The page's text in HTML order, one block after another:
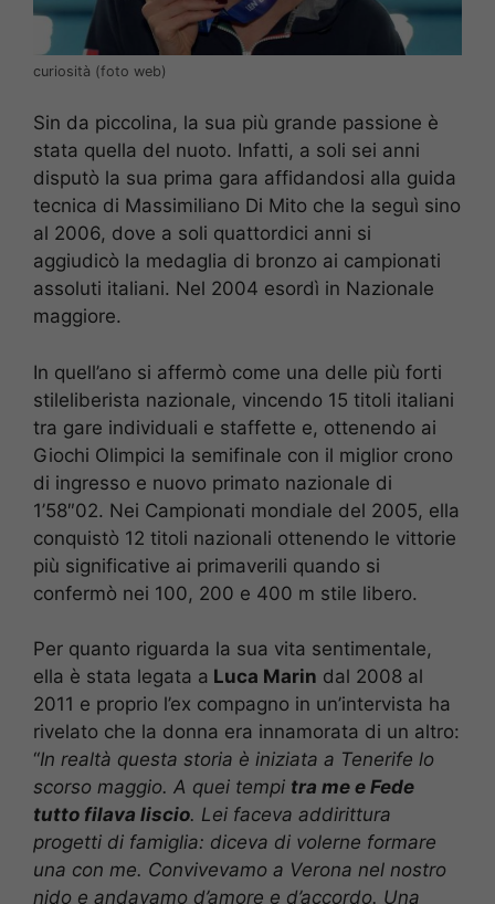
curiosità (foto web)
Sin da piccolina, la sua più grande passione è
stata quella del nuoto. Infatti, a soli sei anni
disputò la sua prima gara affidandosi alla guida
tecnica di Massimiliano Di Mito che la seguì sino
al 2006, dove a soli quattordici anni si
aggiudicò la medaglia di bronzo ai campionati
assoluti italiani. Nel 2004 esordì in Nazionale
maggiore.
In quell’ano si affermò come una delle più forti
stileliberista nazionale, vincendo 15 titoli italiani
tra gare individuali e staffette e, ottenendo ai
Giochi Olimpici la semifinale con il miglior crono
di ingresso e nuovo primato nazionale di
1’58″02. Nei Campionati mondiale del 2005, ella
conquistò 12 titoli nazionali ottenendo le vittorie
più significative ai primaverili quando si
confermò nei 100, 200 e 400 m stile libero.
Per quanto riguarda la sua vita sentimentale,
ella è stata legata a Luca Marin dal 2008 al
2011 e proprio l’ex compagno in un’intervista ha
rivelato che la donna era innamorata di un altro:
“In realtà questa storia è iniziata a Tenerife lo
scorso maggio. A quei tempi tra me e Fede
tutto filava liscio. Lei faceva addirittura
progetti di famiglia: diceva di volerne formare
una con me. Convivevamo a Verona nel nostro
nido e andavamo d’amore e d’accordo. Una